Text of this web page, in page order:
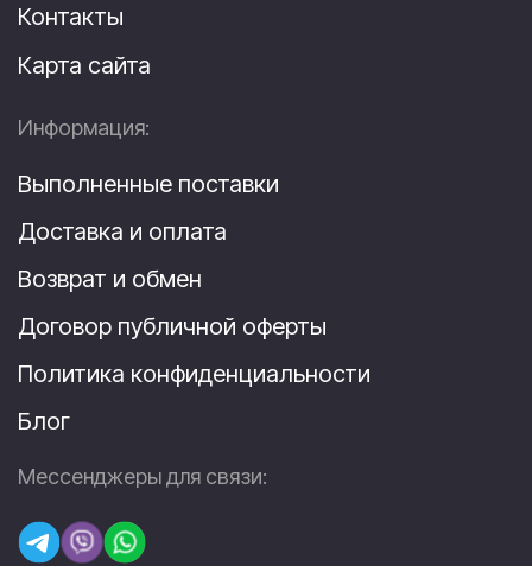
Контакты
Карта сайта
Информация:
Выполненные поставки
Доставка и оплата
Возврат и обмен
Договор публичной оферты
Политика конфиденциальности
Блог
Мессенджеры для связи: